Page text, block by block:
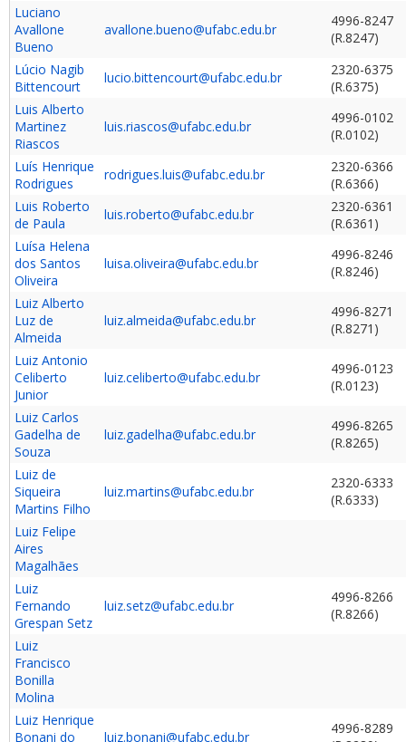
Luciano
Avallone
Bueno
avallone.bueno@ufabc.edu.br
4996-8247
(R.8247)
Lúcio Nagib
Bittencourt
lucio.bittencourt@ufabc.edu.br
2320-6375
(R.6375)
Luis Alberto
Martinez
Riascos
luis.riascos@ufabc.edu.br
4996-0102
(R.0102)
Luís Henrique
Rodrigues
rodrigues.luis@ufabc.edu.br
2320-6366
(R.6366)
Luis Roberto
de Paula
luis.roberto@ufabc.edu.br
2320-6361
(R.6361)
Luísa Helena
dos Santos
Oliveira
luisa.oliveira@ufabc.edu.br
4996-8246
(R.8246)
Luiz Alberto
Luz de
Almeida
luiz.almeida@ufabc.edu.br
4996-8271
(R.8271)
Luiz Antonio
Celiberto
Junior
luiz.celiberto@ufabc.edu.br
4996-0123
(R.0123)
Luiz Carlos
Gadelha de
Souza
luiz.gadelha@ufabc.edu.br
4996-8265
(R.8265)
Luiz de
Siqueira
Martins Filho
luiz.martins@ufabc.edu.br
2320-6333
(R.6333)
Luiz Felipe
Aires
Magalhães
Luiz
Fernando
Grespan Setz
luiz.setz@ufabc.edu.br
4996-8266
(R.8266)
Luiz
Francisco
Bonilla
Molina
Luiz Henrique
Bonani do
luiz.bonani@ufabc.edu.br
4996-8289